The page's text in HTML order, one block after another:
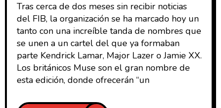
Tras cerca de dos meses sin recibir noticias
del FIB, la organización se ha marcado hoy un
tanto con una increíble tanda de nombres que
se unen a un cartel del que ya formaban
parte Kendrick Lamar, Major Lazer o Jamie XX.
Los británicos Muse son el gran nombre de
esta edición, donde ofrecerán “un